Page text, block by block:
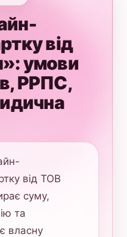
від
умови
РРПС,
від ТОВ
суму,
та
власну